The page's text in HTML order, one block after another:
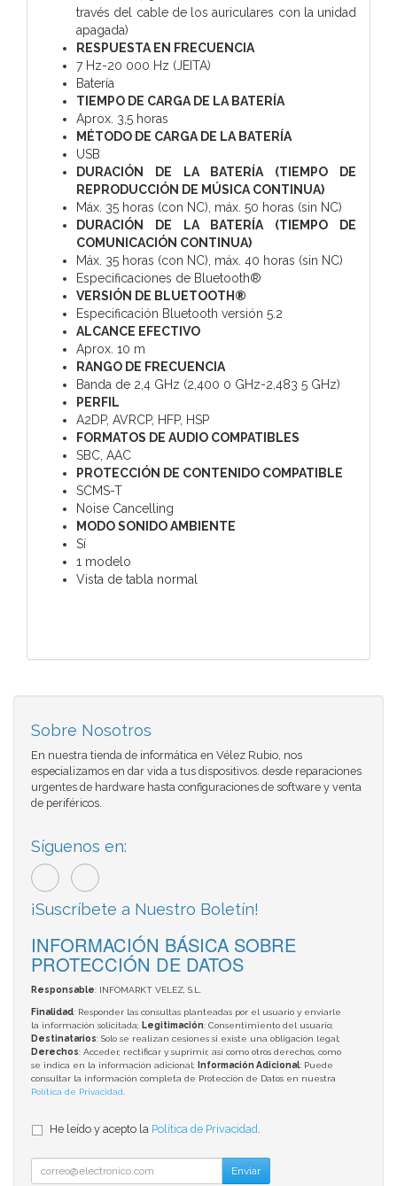
través del cable de los auriculares con la unidad
apagada)
RESPUESTA EN FRECUENCIA
7 Hz-20 000 Hz (JEITA)
Batería
TIEMPO DE CARGA DE LA BATERÍA
Aprox. 3,5 horas
MÉTODO DE CARGA DE LA BATERÍA
USB
DURACIÓN DE LA BATERÍA (TIEMPO DE
REPRODUCCIÓN DE MÚSICA CONTINUA)
Máx. 35 horas (con NC), máx. 50 horas (sin NC)
DURACIÓN DE LA BATERÍA (TIEMPO DE
COMUNICACIÓN CONTINUA)
Máx. 35 horas (con NC), máx. 40 horas (sin NC)
Especificaciones de Bluetooth®
VERSIÓN DE BLUETOOTH®
Especificación Bluetooth versión 5.2
ALCANCE EFECTIVO
Aprox. 10 m
RANGO DE FRECUENCIA
Banda de 2,4 GHz (2,400 0 GHz-2,483 5 GHz)
PERFIL
A2DP, AVRCP, HFP, HSP
FORMATOS DE AUDIO COMPATIBLES
SBC, AAC
PROTECCIÓN DE CONTENIDO COMPATIBLE
SCMS-T
Noise Cancelling
MODO SONIDO AMBIENTE
Sí
1 modelo
Vista de tabla normal
Sobre Nosotros
En nuestra tienda de informática en Vélez Rubio, nos
especializamos en dar vida a tus dispositivos. desde reparaciones
urgentes de hardware hasta configuraciones de software y venta
de periféricos.
Síguenos en:
¡Suscríbete a Nuestro Boletín!
INFORMACIÓN BÁSICA SOBRE
PROTECCIÓN DE DATOS
Responsable: INFOMARKT VELEZ, S.L.
Finalidad: Responder las consultas planteadas por el usuario y enviarle
la información solicitada; Legitimación: Consentimiento del usuario;
Destinatarios: Solo se realizan cesiones si existe una obligación legal;
Derechos: Acceder, rectificar y suprimir, así como otros derechos, como
se indica en la información adicional;
Información Adicional: Puede
consultar la información completa de Protección de Datos en nuestra
Política de Privacidad
He leído y acepto la Política de Privacidad
Enviar